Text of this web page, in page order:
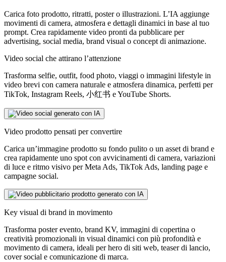
Carica foto prodotto, ritratti, poster o illustrazioni. L’IA aggiunge
movimenti di camera, atmosfera e dettagli dinamici in base al tuo
prompt. Crea rapidamente video pronti da pubblicare per
advertising, social media, brand visual o concept di animazione.
Video social che attirano l’attenzione
Trasforma selfie, outfit, food photo, viaggi o immagini lifestyle in
video brevi con camera naturale e atmosfera dinamica, perfetti per
TikTok, Instagram Reels, 小红书 e YouTube Shorts.
Video prodotto pensati per convertire
Carica un’immagine prodotto su fondo pulito o un asset di brand e
crea rapidamente uno spot con avvicinamenti di camera, variazioni
di luce e ritmo visivo per Meta Ads, TikTok Ads, landing page e
campagne social.
Key visual di brand in movimento
Trasforma poster evento, brand KV, immagini di copertina o
creatività promozionali in visual dinamici con più profondità e
movimento di camera, ideali per hero di siti web, teaser di lancio,
cover social e comunicazione di marca.